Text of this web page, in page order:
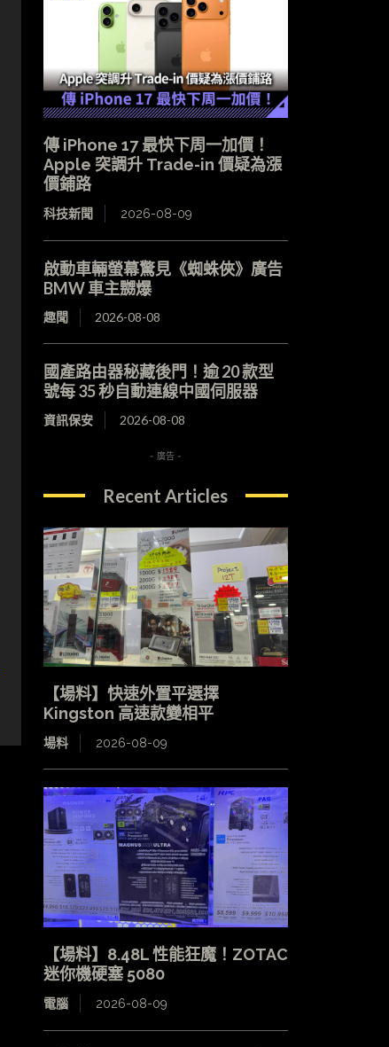
傳 iPhone 17 最快下周一加價！
Apple 突調升 Trade-in 價疑為漲
價鋪路
科技新聞 2026-08-09
啟動車輛螢幕驚見《蜘蛛俠》廣告
BMW 車主嬲爆
趣聞 2026-08-08
國產路由器秘藏後門！逾 20 款型
號每 35 秒自動連線中國伺服器
資訊保安 2026-08-08
- 廣告 -
Recent Articles
【場料】快速外置平選擇
Kingston 高速款變相平
場料 2026-08-09
【場料】8.48L 性能狂魔！ZOTAC
迷你機硬塞 5080
電腦 2026-08-09